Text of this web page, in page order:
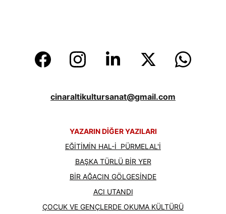
cinaraltikultursanat@gmail.com
YAZARIN DİĞER YAZILARI
EĞİTİMİN HAL-İ  PÜRMELAL'İ
ÇOCUK VE GENÇLERDE OKUMA KÜLTÜRÜ
BİR AĞACIN GÖLGESİNDE
ACI UTANDI
BAŞKA TÜRLÜ BİR YER